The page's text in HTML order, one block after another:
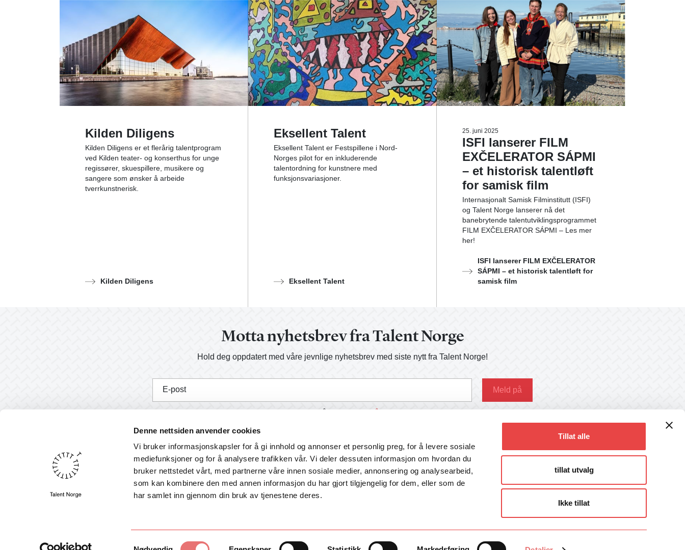
Denne nettsiden anvender cookies
Vi bruker informasjonskapsler for å gi innhold og annonser et personlig preg, for å levere sosiale
mediefunksjoner og for å analysere trafikken vår. Vi deler dessuten informasjon om hvordan du
bruker nettstedet vårt, med partnerne våre innen sosiale medier, annonsering og analysearbeid,
som kan kombinere den med annen informasjon du har gjort tilgjengelig for dem, eller som de
har samlet inn gjennom din bruk av tjenestene deres.
Samtykkevalg
Tillat alle
tillat utvalg
Ikke tillat
Kilden Diligens
Kilden Diligens er et flerårig talentprogram
ved Kilden teater- og konserthus for unge
regissører, skuespillere, musikere og
sangere som ønsker å arbeide
tverrkunstnerisk.
Kilden Diligens
Eksellent Talent
Eksellent Talent er Festspillene i Nord-
Norges pilot for en inkluderende
talentordning for kunstnere med
funksjonsvariasjoner.
Eksellent Talent
25. juni 2025
ISFI lanserer FILM
EXČELERATOR SÁPMI
– et historisk talentløft
for samisk film
Internasjonalt Samisk Filminstitutt (ISFI)
og Talent Norge lanserer nå det
banebrytende talentutviklingsprogrammet
FILM EXČELERATOR SÁPMI – Les mer
her!
ISFI lanserer FILM EXČELERATOR
SÁPMI – et historisk talentløft for
samisk film
Motta nyhetsbrev fra Talent Norge
Hold deg oppdatert med våre jevnlige nyhetsbrev med siste nytt fra Talent Norge!
E-post
Nyheter
English
Søk ArtEx 2026-0267
Facebook
Twitter